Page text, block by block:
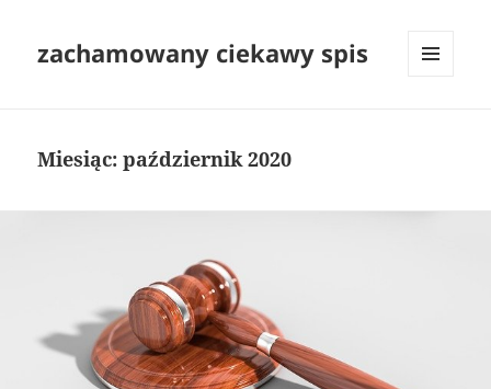
zachamowany ciekawy spis
Miesiąc:październik 2020